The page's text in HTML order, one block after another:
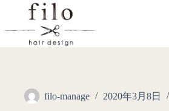
filo-manage 2020年3月8日